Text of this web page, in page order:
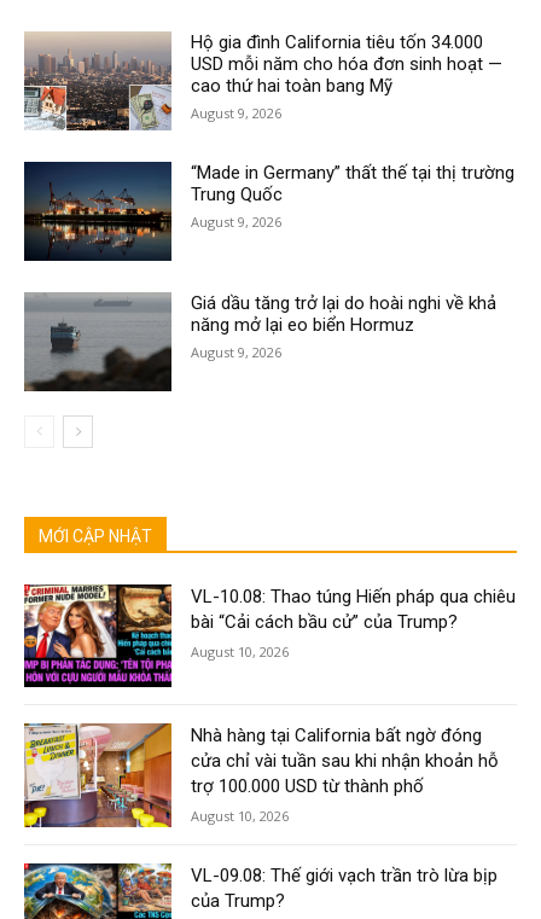
Hộ gia đình California tiêu tốn 34.000
USD mỗi năm cho hóa đơn sinh hoạt —
cao thứ hai toàn bang Mỹ
August 9, 2026
“Made in Germany” thất thế tại thị trường
Trung Quốc
August 9, 2026
Giá dầu tăng trở lại do hoài nghi về khả
năng mở lại eo biển Hormuz
August 9, 2026
MỚI CẬP NHẬT
VL-10.08: Thao túng Hiến pháp qua chiêu
bài “Cải cách bầu cử” của Trump?
August 10, 2026
Nhà hàng tại California bất ngờ đóng
cửa chỉ vài tuần sau khi nhận khoản hỗ
trợ 100.000 USD từ thành phố
August 10, 2026
VL-09.08: Thế giới vạch trần trò lừa bịp
của Trump?